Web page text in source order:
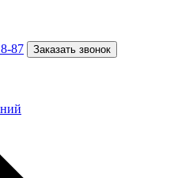
87 Заказать звонок